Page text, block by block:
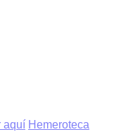
aquí Hemeroteca